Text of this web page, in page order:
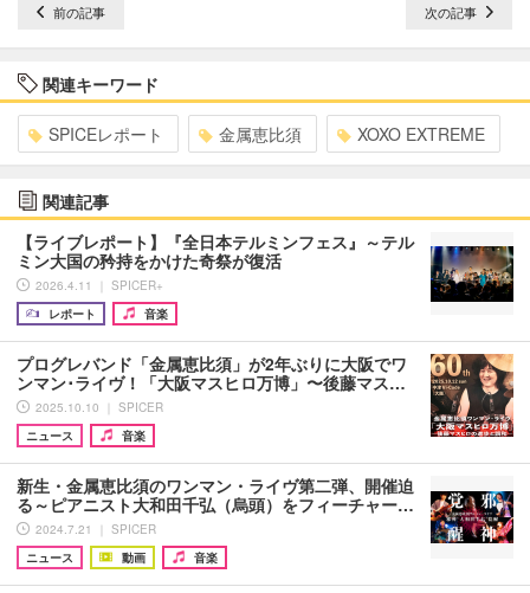
前の記事 次の記事
関連キーワード
SPICEレポート 金属恵比須 XOXO EXTREME
関連記事
【ライブレポート】『全日本テルミンフェス』～テル
ミン大国の矜持をかけた奇祭が復活
2026.4.11 ｜ SPICER+
レポート
音楽
プログレバンド「金属恵比須」が2年ぶりに大阪でワ
ンマン･ライヴ！「大阪マスヒロ万博」〜後藤マス…
2025.10.10 ｜ SPICER
ニュース
音楽
新生・金属恵比須のワンマン・ライヴ第二弾、開催迫
る～ピアニスト大和田千弘（烏頭）をフィーチャー…
2024.7.21 ｜ SPICER
ニュース
動画 音楽